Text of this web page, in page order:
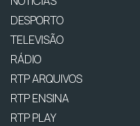
DESPORTO
TELEVISÃO
RÁDIO
RTP ARQUIVOS
RTP ENSINA
RTP PLAY